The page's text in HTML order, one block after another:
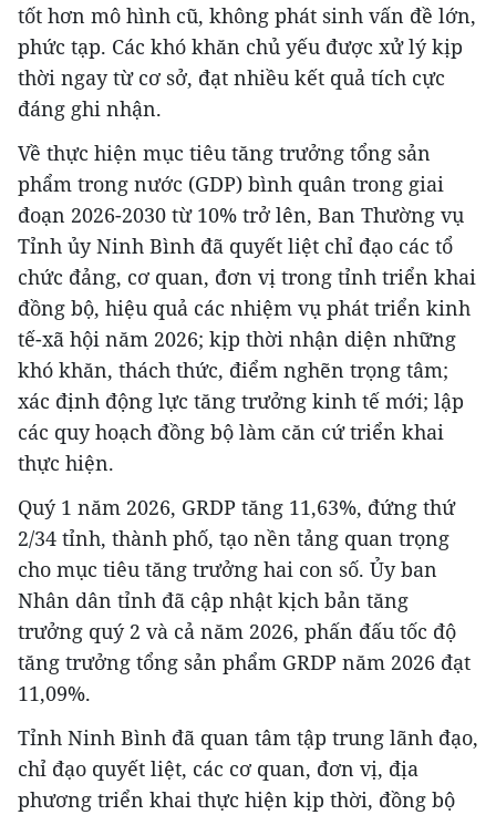
tốt hơn mô hình cũ, không phát sinh vấn đề lớn,
phức tạp. Các khó khăn chủ yếu được xử lý kịp
thời ngay từ cơ sở, đạt nhiều kết quả tích cực
đáng ghi nhận.
Về thực hiện mục tiêu tăng trưởng tổng sản
phẩm trong nước (GDP) bình quân trong giai
đoạn 2026-2030 từ 10% trở lên, Ban Thường vụ
Tỉnh ủy Ninh Bình đã quyết liệt chỉ đạo các tổ
chức đảng, cơ quan, đơn vị trong tỉnh triển khai
đồng bộ, hiệu quả các nhiệm vụ phát triển kinh
tế-xã hội năm 2026; kịp thời nhận diện những
khó khăn, thách thức, điểm nghẽn trọng tâm;
xác định động lực tăng trưởng kinh tế mới; lập
các quy hoạch đồng bộ làm căn cứ triển khai
thực hiện.
Quý 1 năm 2026, GRDP tăng 11,63%, đứng thứ
2/34 tỉnh, thành phố, tạo nền tảng quan trọng
cho mục tiêu tăng trưởng hai con số. Ủy ban
Nhân dân tỉnh đã cập nhật kịch bản tăng
trưởng quý 2 và cả năm 2026, phấn đấu tốc độ
tăng trưởng tổng sản phẩm GRDP năm 2026 đạt
11,09%.
Tỉnh Ninh Bình đã quan tâm tập trung lãnh đạo,
chỉ đạo quyết liệt, các cơ quan, đơn vị, địa
phương triển khai thực hiện kịp thời, đồng bộ